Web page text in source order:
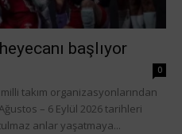
başlıyor
0
takım organizasyonlarından
– 6 Eylül 2026 tarihleri
anlar yaşatmaya...